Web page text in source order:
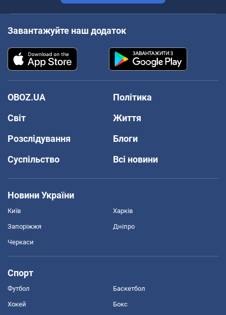
Завантажуйте наш додаток
OBOZ.UA
Політика
Світ
Життя
Розслідування
Блоги
Суспільство
Всі новини
Новини України
Київ Харків
Запоріжжя Дніпро
Черкаси
Спорт
Футбол Баскетбол
Хокей Бокс